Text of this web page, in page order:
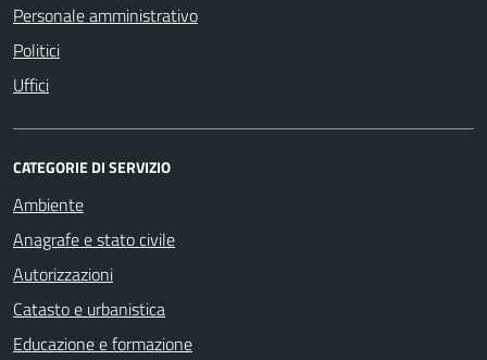
Personale amministrativo
Politici
Uffici
CATEGORIE DI SERVIZIO
Ambiente
Anagrafe e stato civile
Autorizzazioni
Catasto e urbanistica
Educazione e formazione